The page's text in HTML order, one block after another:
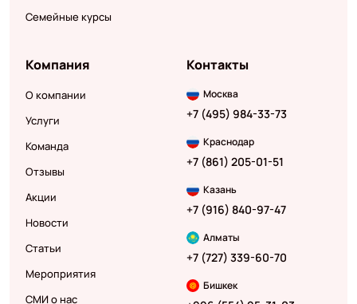
Семейные курсы
Компания
О компании
Услуги
Команда
Отзывы
Акции
Новости
Статьи
Мероприятия
СМИ о нас
Контакты
Москва
+7 (495) 984-33-73
Краснодар
+7 (861) 205-01-51
Казань
+7 (916) 840-97-47
Алматы
+7 (727) 339-60-70
Бишкек